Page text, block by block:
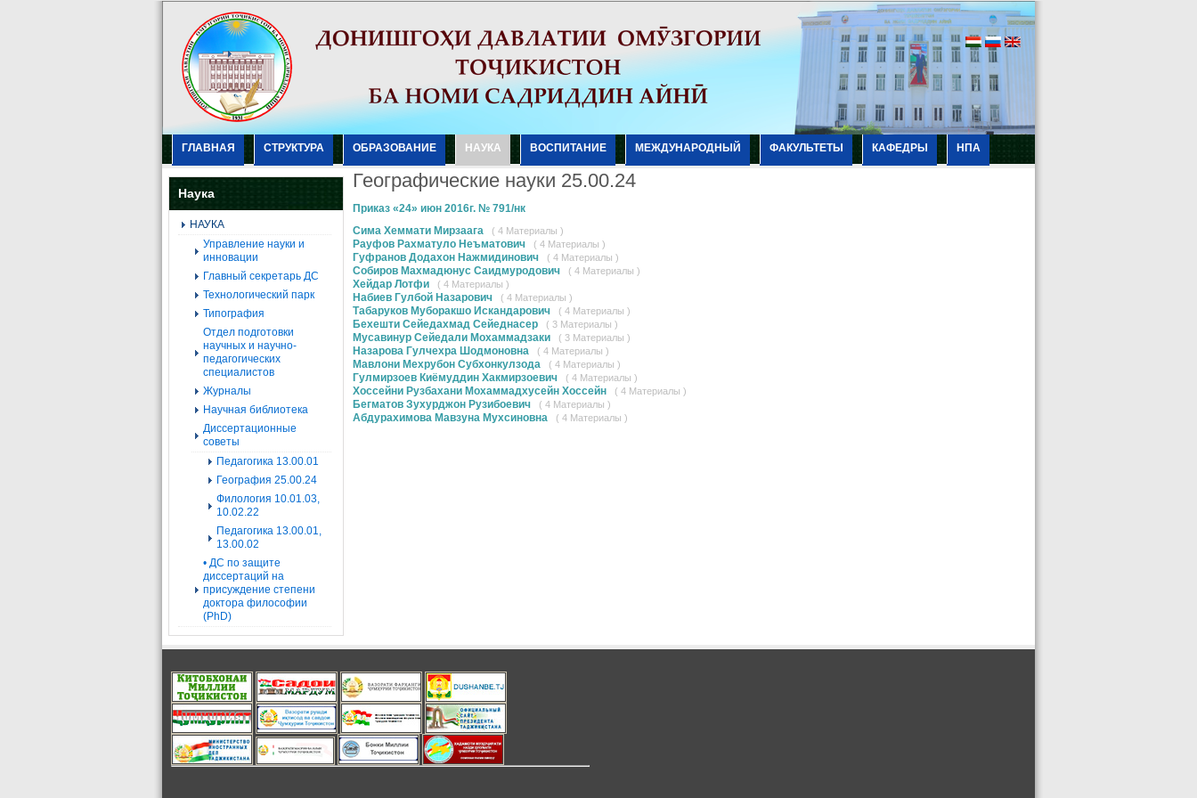
ГЛАВНАЯ СТРУКТУРА ОБРАЗОВАНИЕ НАУКА ВОСПИТАНИЕ МЕЖДУНАРОДНЫЙ ФАКУЛЬТЕТЫ КАФЕДРЫ НПА
Наука
НАУКА
Управление науки и
инновации
Главный секретарь ДС
Технологический парк
Типография
Отдел подготовки
научных и научно-
педагогических
специалистов
Журналы
Научная библиотека
Диссертационные
советы
Педагогика 13.00.01
География 25.00.24
Филология 10.01.03,
10.02.22
Педагогика 13.00.01,
13.00.02
• ДС по защите
диссертаций на
присуждение степени
доктора философии
(PhD)
Географические науки 25.00.24
Приказ «24» июн 2016г. № 791/нк
Сима Хеммати Мирзаага
( 4 Материалы )
Рауфов Рахматуло Неъматович ( 4 Материалы )
Гуфранов Додахон Нажмидинович ( 4 Материалы )
Собиров Махмадюнус Саидмуродович ( 4 Материалы )
Хейдар Лотфи ( 4 Материалы )
Набиев Гулбой Назарович ( 4 Материалы )
Табаруков Муборакшо Искандарович ( 4 Материалы )
Бехешти Сейедахмад Сейеднасер ( 3 Материалы )
Мусавинур Сейедали Мохаммадзаки ( 3 Материалы )
Назарова Гулчехра Шодмоновна ( 4 Материалы )
Мавлони Мехрубон Субхонкулзода ( 4 Материалы )
Гулмирзоев Киёмуддин Хакмирзоевич ( 4 Материалы )
Хоссейни Рузбахани Мохаммадхусейн Хоссейн ( 4 Материалы )
Бегматов Зухурджон Рузибоевич ( 4 Материалы )
Абдурахимова Мавзуна Мухсиновна ( 4 Материалы )